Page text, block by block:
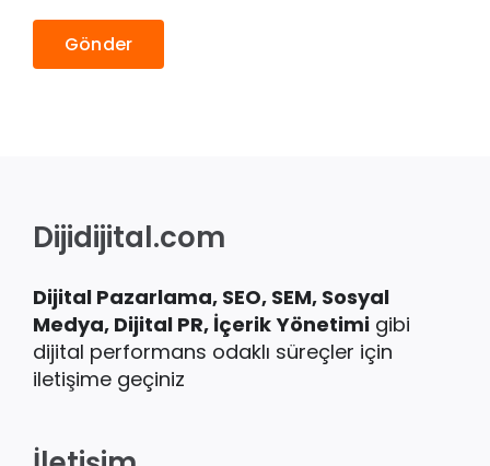
Dijidijital.com
Dijital Pazarlama, SEO, SEM, Sosyal
Medya, Dijital PR, İçerik Yönetimi gibi
dijital performans odaklı süreçler için
iletişime geçiniz